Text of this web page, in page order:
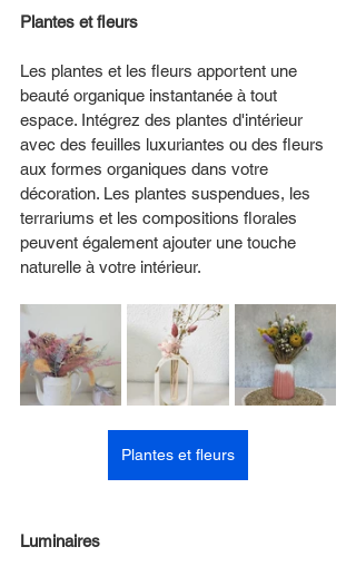
Plantes et fleurs
Les plantes et les fleurs apportent une
beauté organique instantanée à tout
espace. Intégrez des plantes d'intérieur
avec des feuilles luxuriantes ou des fleurs
aux formes organiques dans votre
décoration. Les plantes suspendues, les
terrariums et les compositions florales
peuvent également ajouter une touche
naturelle à votre intérieur.
Plantes et fleurs
Luminaires